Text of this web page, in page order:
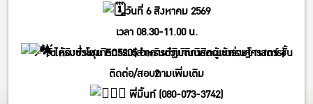
วันที่ 6 สิงหาคม 2569
เวลา 08.30-11.00 น.
ณ ห้องประชุม EC5205 อาคารปฏิบัติการคณะเศรษฐศาสตร์ ชั้น
2
ได้รับชั่วโมงกิจกรรม(สำหรับตัวแทนนิสิตผู้เข้าร่วมโครงการ)
ติดต่อ/สอบถามเพิ่มเติม
พี่มิ้นท์ (080-073-3742)